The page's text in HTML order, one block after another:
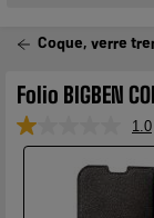
Coque, verre
Folio BIGBEN
1.0